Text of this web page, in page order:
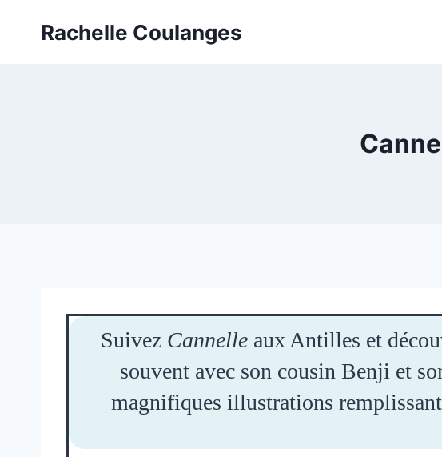
Rachelle Coulanges
Suivez Cannelle aux Antilles et
souvent avec son cousin Benji et
magnifiques illustrations